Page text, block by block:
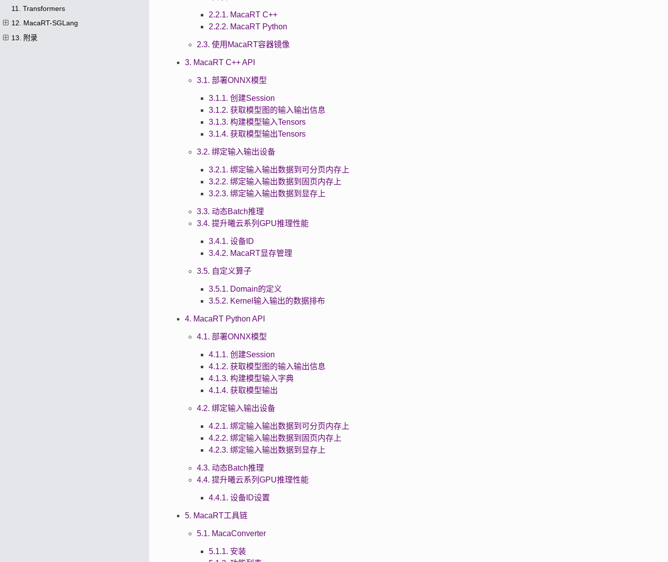
11. Transformers
12. MacaRT-SGLang
13. 附录
2.2.1. MacaRT C++
2.2.2. MacaRT Python
2.3. 使用MacaRT容器镜像
3. MacaRT C++ API
3.1. 部署ONNX模型
3.1.1. 创建Session
3.1.2. 获取模型图的输入输出信息
3.1.3. 构建模型输入Tensors
3.1.4. 获取模型输出Tensors
3.2. 绑定输入输出设备
3.2.1. 绑定输入输出数据到可分页内存上
3.2.2. 绑定输入输出数据到固页内存上
3.2.3. 绑定输入输出数据到显存上
3.3. 动态Batch推理
3.4. 提升曦云系列GPU推理性能
3.4.1. 设备ID
3.4.2. MacaRT显存管理
3.5. 自定义算子
3.5.1. Domain的定义
3.5.2. Kernel输入输出的数据排布
4. MacaRT Python API
4.1. 部署ONNX模型
4.1.1. 创建Session
4.1.2. 获取模型图的输入输出信息
4.1.3. 构建模型输入字典
4.1.4. 获取模型输出
4.2. 绑定输入输出设备
4.2.1. 绑定输入输出数据到可分页内存上
4.2.2. 绑定输入输出数据到固页内存上
4.2.3. 绑定输入输出数据到显存上
4.3. 动态Batch推理
4.4. 提升曦云系列GPU推理性能
4.4.1. 设备ID设置
5. MacaRT工具链
5.1. MacaConverter
5.1.1. 安装